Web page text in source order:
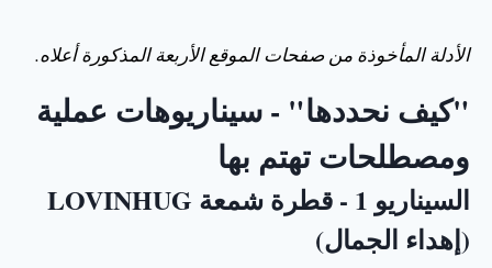
الأدلة المأخوذة من صفحات الموقع الأربعة المذكورة أعلاه.
"كيف نحددها" - سيناريوهات عملية
ومصطلحات تهتم بها
السيناريو 1 - قطرة شمعة LOVINHUG
(إهداء الجمال)